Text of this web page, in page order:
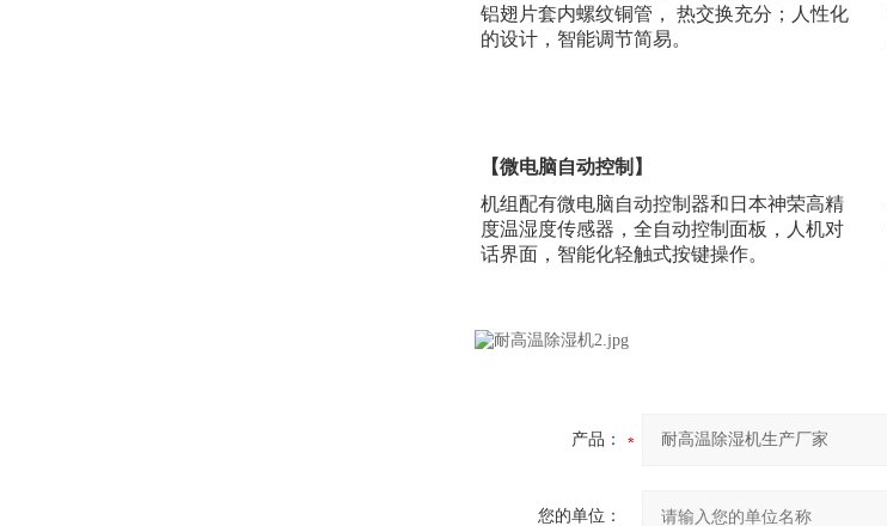
铝翅片套内螺纹铜管，
热交换充分；人性化
的设计，智能调节简易。
【微电脑自动控制】
机组配有微电脑自动控制器和日本神荣高精
度温湿度传感器，全自动控制面板，人机对
话界面，智能化轻触式按键操作。
产品：
您的单位：